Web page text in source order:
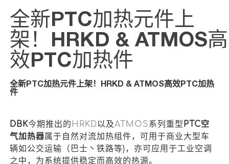
应用方案
关于PTC
全新PTC加热元件上
架！HRKD & ATMOS高
效PTC加热件
全新PTC加热元件上架！HRKD & ATMOS高效PTC加热
件
DBK今期推出的 HRKD以及ATMOS系列重型PTC空
气加热器属于自然对流加热组件，可用于商业大型车
辆如公交运输（巴士丶铁路等)，亦可应用于工业空调
之中，为系统提供稳定而高效的热源。